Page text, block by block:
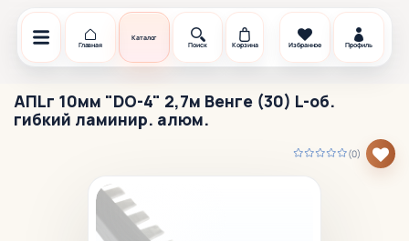
Главная
Каталог
Поиск
Корзина Избранное Профиль
АПLг 10мм "DO-4" 2,7м Венге (30) L-об.
гибкий ламинир. алюм.
(0)